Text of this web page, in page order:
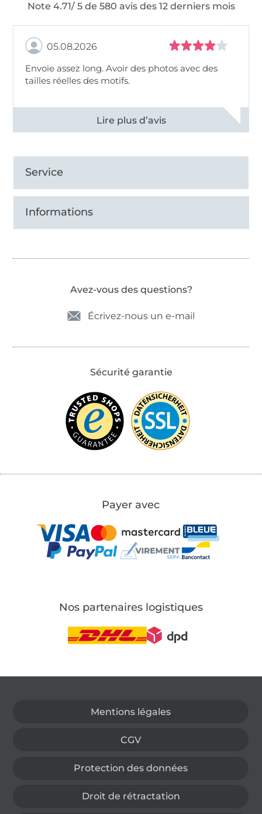
Note 4.71/ 5 de 580 avis des 12 derniers mois
05.08.2026
Envoie assez long. Avoir des photos avec des
tailles réelles des motifs.
Voir tous les 11495 commentaires
Service
Informations
Avez-vous des questions?
Écrivez-nous un e-mail
Sécurité garantie
Payer avec
Nos partenaires logistiques
Mentions légales
CGV
Protection des données
Droit de rétractation